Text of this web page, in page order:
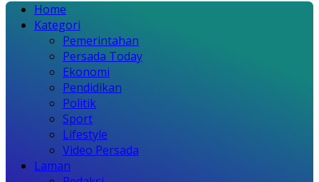
Home
Kategori
Pemerintahan
Persada Today
Ekonomi
Pendidikan
Politik
Sport
Lifestyle
Video Persada
Laman